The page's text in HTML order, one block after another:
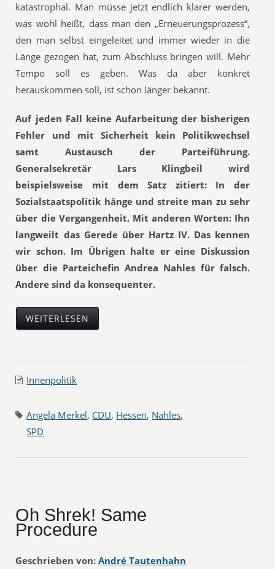
katastrophal. Man müsse jetzt endlich klarer werden,
was wohl heißt, dass man den „Erneuerungsprozess“,
den man selbst eingeleitet und immer wieder in die
Länge gezogen hat, zum Abschluss bringen will. Mehr
Tempo soll es geben. Was da aber konkret
herauskommen soll, ist schon länger bekannt.
Auf jeden Fall keine Aufarbeitung der bisherigen
Fehler und mit Sicherheit kein Politikwechsel
samt Austausch der Parteiführung.
Generalsekretär Lars Klingbeil wird
beispielsweise mit dem Satz zitiert: In der
Sozialstaatspolitik hänge und streite man zu sehr
über die Vergangenheit. Mit anderen Worten: Ihn
langweilt das Gerede über Hartz IV. Das kennen
wir schon. Im Übrigen halte er eine Diskussion
über die Parteichefin Andrea Nahles für falsch.
Andere sind da konsequenter.
WEITERLESEN
Innenpolitik
Angela Merkel, CDU, Hessen, Nahles,
SPD
Oh Shrek! Same
Procedure
Geschrieben von: André Tautenhahn